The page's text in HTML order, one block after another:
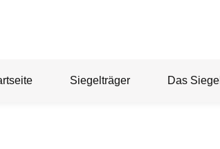
Siegelträger Das Siegel